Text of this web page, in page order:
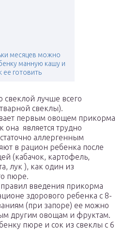
месяцев можно
манную кашу и
ее готовить
свеклой лучше всего
свеклы).
первым овощем прикорма
она является трудно
аллергенным
в рацион ребенка после
(кабачок, картофель,
лук ), как один из
пюре.
введения прикорма
здорового ребенка с 8-
(при запоре) ее можно
другим овощам и фруктам.
пюре и сок из свеклы с 6